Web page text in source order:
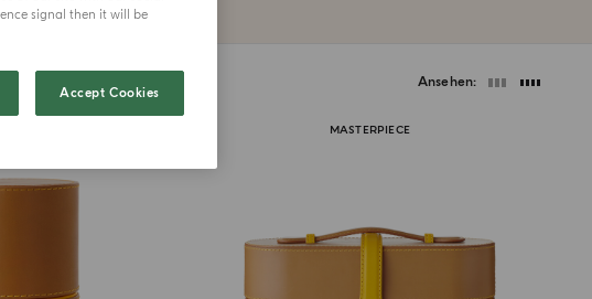
Ansehen
MASTERPIECE
signal then it will be
Accept Cookies